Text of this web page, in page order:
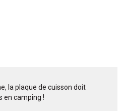
la plaque de cuisson doit
en camping !